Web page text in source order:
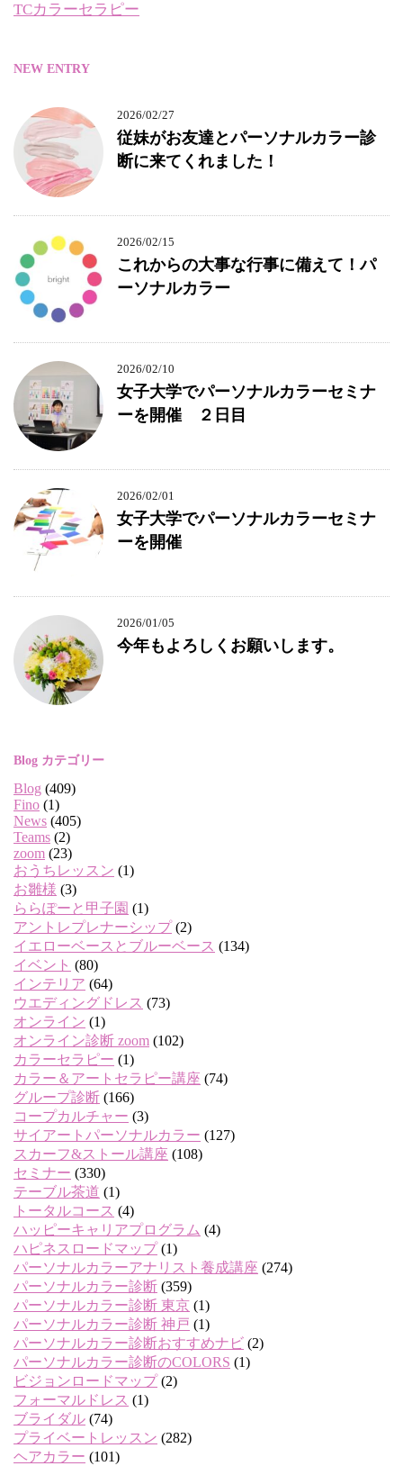
TCカラーセラピー
NEW ENTRY
2026/02/27
従妹がお友達とパーソナルカラー診
断に来てくれました！
2026/02/15
これからの大事な行事に備えて！パ
ーソナルカラー
2026/02/10
女子大学でパーソナルカラーセミナ
ーを開催 ２日目
2026/02/01
女子大学でパーソナルカラーセミナ
ーを開催
2026/01/05
今年もよろしくお願いします。
Blog カテゴリー
Blog (409)
Fino (1)
News (405)
Teams (2)
zoom (23)
おうちレッスン (1)
お雛様 (3)
ららぽーと甲子園 (1)
アントレプレナーシップ(2)
イエローベースとブルーベース (134)
イベント (80)
インテリア (64)
ウエディングドレス (73)
オンライン (1)
オンライン診断 zoom (102)
カラーセラピー (1)
カラー＆アートセラピー講座 (74)
グループ診断 (166)
コープカルチャー (3)
サイアートパーソナルカラー (127)
スカーフ&ストール講座 (108)
セミナー (330)
テーブル茶道 (1)
トータルコース (4)
ハッピーキャリアプログラム (4)
ハピネスロードマップ(1)
パーソナルカラーアナリスト養成講座 (274)
パーソナルカラー診断 (359)
パーソナルカラー診断 東京 (1)
パーソナルカラー診断 神戸 (1)
パーソナルカラー診断おすすめナビ (2)
パーソナルカラー診断のCOLORS (1)
ビジョンロードマップ(2)
フォーマルドレス (1)
ブライダル (74)
プライベートレッスン (282)
ヘアカラー (101)